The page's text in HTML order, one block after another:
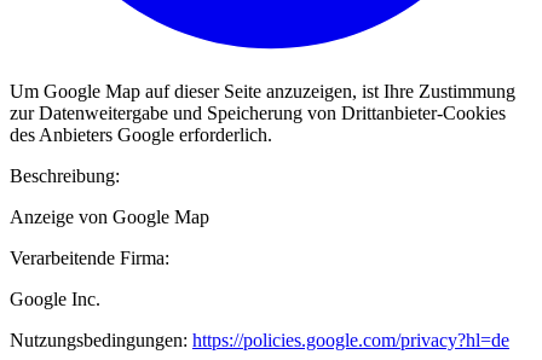
Um Google Map auf dieser Seite anzuzeigen, ist Ihre Zustimmung
zur Datenweitergabe und Speicherung von Drittanbieter-Cookies
des Anbieters Google erforderlich.
Beschreibung:
Anzeige von Google Map
Verarbeitende Firma:
Google Inc.
Nutzungsbedingungen: https://policies.google.com/privacy?hl=de